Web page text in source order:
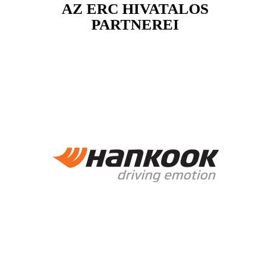
AZ ERC HIVATALOS
PARTNEREI